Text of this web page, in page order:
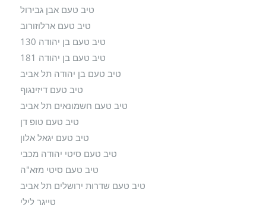
טיב טעם אבן גבירול
טיב טעם ארלוזורוב
טיב טעם בן יהודה 130
טיב טעם בן יהודה 181
טיב טעם בן יהודה תל אביב
טיב טעם דיזינגוף
טיב טעם חשמונאים תל אביב
טיב טעם טופ דן
טיב טעם יגאל אלון
טיב טעם סיטי יהודה מכבי
טיב טעם סיטי מזא"ה
טיב טעם שדרות ירושלים תל אביב
טייגר לילי